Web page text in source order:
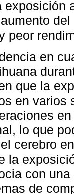
exposición
peor
en
que la
en varios
lo que
cerebro
la
con
de